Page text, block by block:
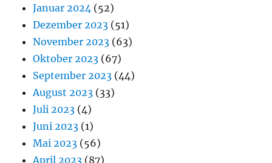
Januar 2024 (52)
Dezember 2023 (51)
November 2023 (63)
Oktober 2023 (67)
September 2023 (44)
August 2023 (33)
Juli 2023 (4)
Juni 2023 (1)
Mai 2023 (56)
April 2023 (87)